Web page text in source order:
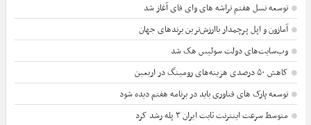
توسعه نسل هفتم تراشه های وای فای آغاز شد
آمازون و اپل پرچمدار باارزش‌ترین برندهای جهان
وب‌سایت‌های دولت سوئیس هک شد
کاهش ۵۰ درصدی هزینه‌های رومینگ در اربعین
توسعه پارک های فناوری باید در برنامه هفتم دیده شود
متوسط سرعت اینترنت ثابت ایران ۳ پله رشد کرد